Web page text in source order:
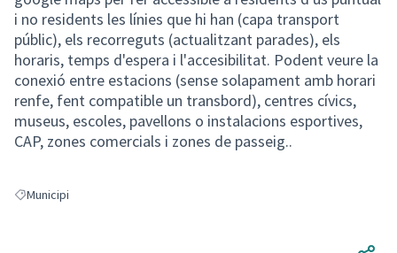
i no residents les línies que hi han (capa transport
públic), els recorreguts (actualitzant parades), els
horaris, temps d'espera i l'accesibilitat. Podent veure la
conexió entre estacions (sense solapament amb horari
renfe, fent compatible un transbord), centres cívics,
museus, escoles, pavellons o instalacions esportives,
CAP, zones comercials i zones de passeig..
Resultats en filtrar per: Municipi
Municipi